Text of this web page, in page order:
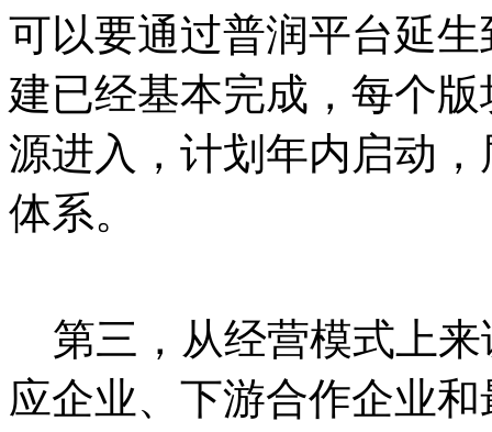
可以要通过普润平台延
建已经基本完成，每个
源进入，计划年内启动
体系。
第三，从经营模式上来
应企业、下游合作企业